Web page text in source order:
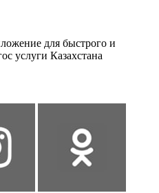
для быстрого и
услуги Казахстана